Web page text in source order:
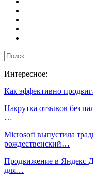
Интересное:
Как эффективно
Накрутка отзывов без
…
Microsoft выпустила
рождественский…
Продвижение в Яндекс
для…